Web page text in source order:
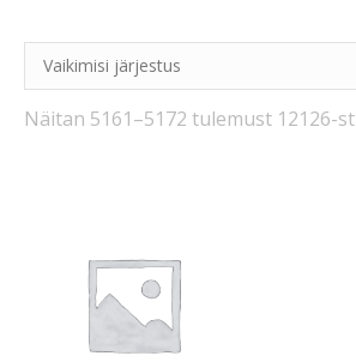
Näitan 5161–5172 tulemust 12126-st